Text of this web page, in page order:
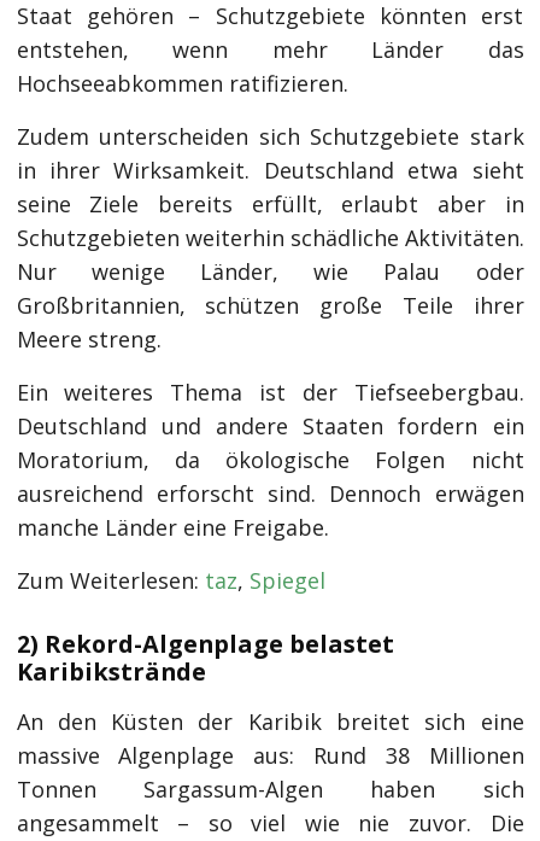
Staat gehören – Schutzgebiete könnten erst
entstehen, wenn mehr Länder das
Hochseeabkommen ratifizieren.
Zudem unterscheiden sich Schutzgebiete stark
in ihrer Wirksamkeit. Deutschland etwa sieht
seine Ziele bereits erfüllt, erlaubt aber in
Schutzgebieten weiterhin schädliche Aktivitäten.
Nur wenige Länder, wie Palau oder
Großbritannien, schützen große Teile ihrer
Meere streng.
Ein weiteres Thema ist der Tiefseebergbau.
Deutschland und andere Staaten fordern ein
Moratorium, da ökologische Folgen nicht
ausreichend erforscht sind. Dennoch erwägen
manche Länder eine Freigabe.
Zum Weiterlesen: taz, Spiegel
2) Rekord-Algenplage belastet
Karibikstrände
An den Küsten der Karibik breitet sich eine
massive Algenplage aus: Rund 38 Millionen
Tonnen Sargassum-Algen haben sich
angesammelt – so viel wie nie zuvor. Die